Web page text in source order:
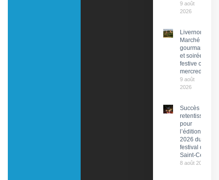
9 août
2026
Livernon :
Marché
gourmand
et soirée
festive ce
mercredi
9 août
2026
Succès
retentissant
pour
l’édition
2026 du
festival de
Saint-Céré
8 août 2026